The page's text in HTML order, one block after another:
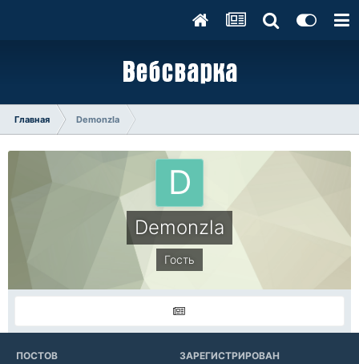
Главная Demonzla
Demonzla
Гость
ПОСТОВ ЗАРЕГИСТРИРОВАН